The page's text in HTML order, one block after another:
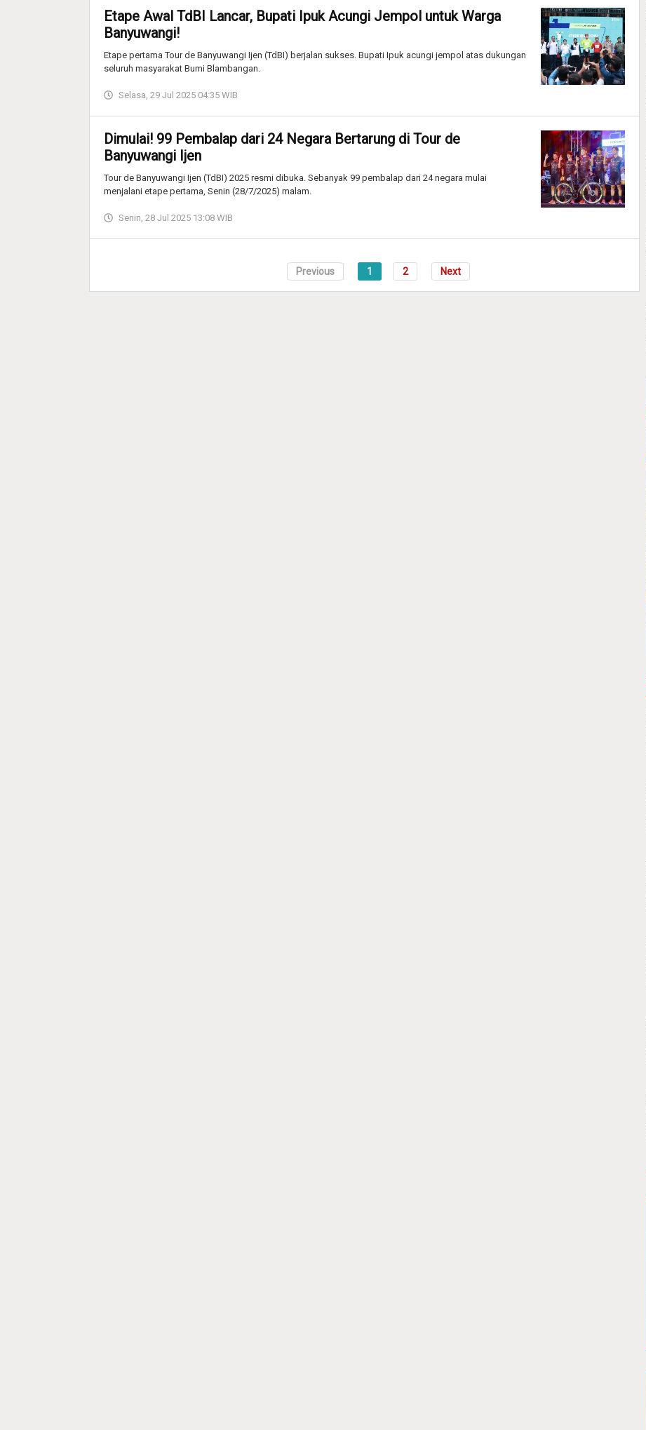
Etape Awal TdBI Lancar, Bupati Ipuk Acungi Jempol untuk Warga
Banyuwangi!
Etape pertama Tour de Banyuwangi Ijen (TdBI) berjalan sukses. Bupati Ipuk acungi jempol atas dukungan
seluruh masyarakat Bumi Blambangan.
Selasa, 29 Jul 2025 04:35 WIB
Dimulai! 99 Pembalap dari 24 Negara Bertarung di Tour de
Banyuwangi Ijen
Tour de Banyuwangi Ijen (TdBI) 2025 resmi dibuka. Sebanyak 99 pembalap dari 24 negara mulai
menjalani etape pertama, Senin (28/7/2025) malam.
Senin, 28 Jul 2025 13:08 WIB
Previous 1 2 Next